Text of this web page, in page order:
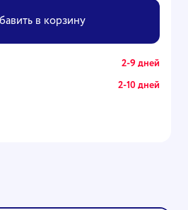
2-9 дней
2-10 дней